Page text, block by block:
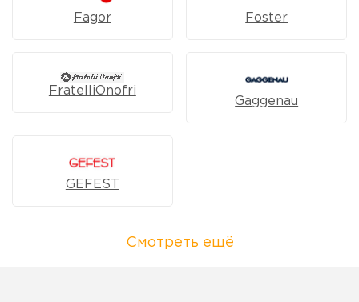
Fagor Foster
FratelliOnofri
Gaggenau
GEFEST
Смотреть ещё